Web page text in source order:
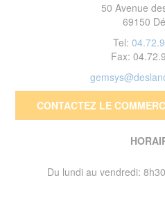
50 Avenue
69150
Tel:
Fax:
CONTACTEZ LE
Du lundi au vendredi: